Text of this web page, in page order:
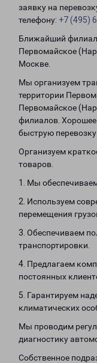
заявку на
телефону: +7 (495)
Ближайший
Первомайское
Москве.
Мы организуем
территории
Первомайское
филиалов. Хорошее
быструю перевозку
Организуем
товаров.
1. Мы
2. Используем
перемещения
3. Обеспечиваем
транспортировки.
4. Предлагаем
постоянных
5. Гарантируем
климатических
Мы проводим
диагностику
Собственное